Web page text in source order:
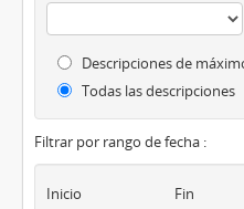
Descripciones de
Todas las descripciones
Filtrar por rango de fecha :
Inicio Fin